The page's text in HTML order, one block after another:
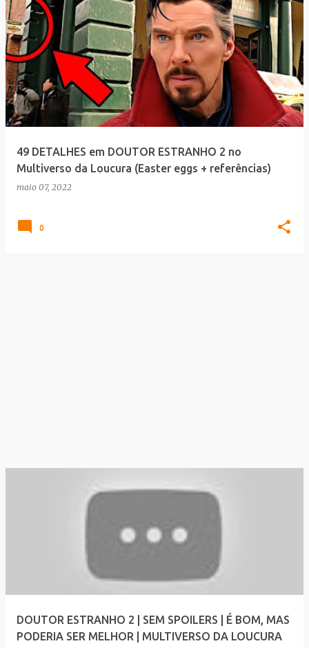
49 DETALHES em DOUTOR ESTRANHO 2 no
Multiverso da Loucura (Easter eggs + referências)
maio 07, 2022
0
DOUTOR ESTRANHO 2 | SEM SPOILERS | É BOM, MAS
PODERIA SER MELHOR | MULTIVERSO DA LOUCURA